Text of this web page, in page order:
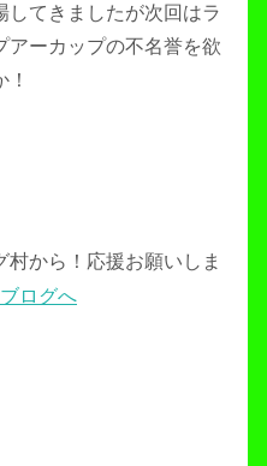
してきましたが次回はラ
アーカップの不名誉を欲
村から！応援お願いしま